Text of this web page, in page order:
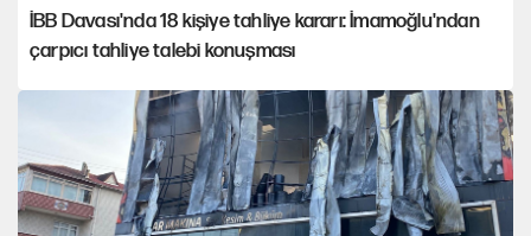
İBB Davası'nda 18 kişiye tahliye kararı: İmamoğlu'ndan
çarpıcı tahliye talebi konuşması